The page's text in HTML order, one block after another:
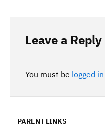
Leave a Reply
You must be logged in
PARENT LINKS